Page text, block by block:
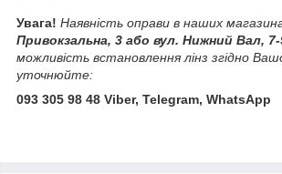
Увага! Наявність оправи в наших
Привокзальна, 3 або вул. Нижний Вал, 7-
можливість встановлення лінз згідно
уточнюйте:
093 305 98 48 Viber, Telegram, WhatsApp